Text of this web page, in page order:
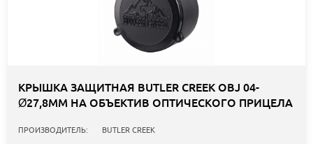
КРЫШКА ЗАЩИТНАЯ BUTLER CREEK OBJ 04-
Ø27,8ММ НА ОБЪЕКТИВ ОПТИЧЕСКОГО ПРИЦЕЛА
ПРОИЗВОДИТЕЛЬ: BUTLER CREEK